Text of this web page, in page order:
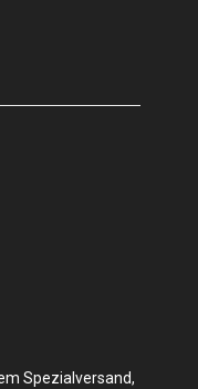
Spezialversand,